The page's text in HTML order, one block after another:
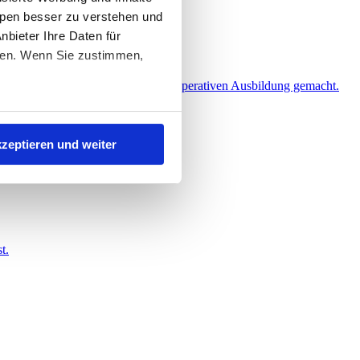
besser zu verstehen und
Ihre Daten für
Wenn Sie zustimmen,
im Abschnitt
und uns helfen, Ihnen
können Sie
und weiter
im Rahmen einer kooperativen Ausbildung gemacht.
Menschen.